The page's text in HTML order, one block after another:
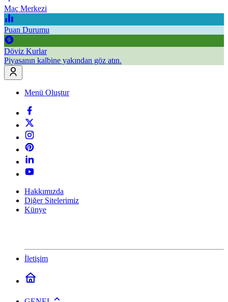
Maç Merkezi
Puan Durumu
Döviz Kurlar
Piyasanın kalbine yakından göz atın.
Menü Oluştur
Hakkımızda
Diğer Sitelerimiz
Künye
İletişim